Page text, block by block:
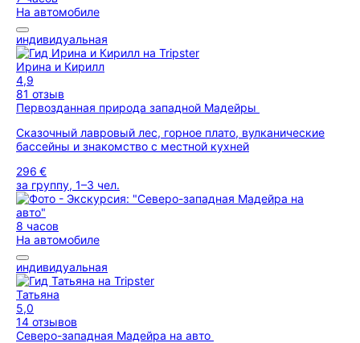
На автомобиле
индивидуальная
Ирина и Кирилл
4,9
81 отзыв
Первозданная природа западной Мадейры
Сказочный лавровый лес, горное плато, вулканические
бассейны и знакомство с местной кухней
296 €
за группу, 1–3 чел.
8 часов
На автомобиле
индивидуальная
Татьяна
5,0
14 отзывов
Северо-западная Мадейра на авто